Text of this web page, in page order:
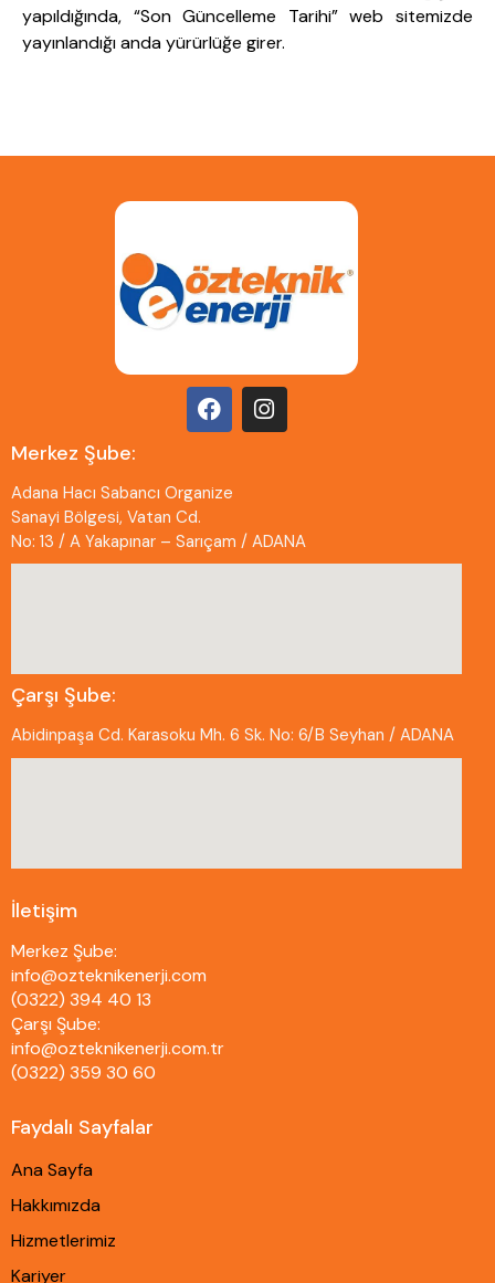
yapıldığında, “Son Güncelleme Tarihi” web sitemizde
yayınlandığı anda yürürlüğe girer.
Merkez Şube:
Adana Hacı Sabancı Organize
Sanayi Bölgesi, Vatan Cd.
No: 13 / A Yakapınar – Sarıçam / ADANA
Çarşı Şube:
Abidinpaşa Cd. Karasoku Mh. 6 Sk. No: 6/B Seyhan / ADANA
İletişim
Merkez Şube:
info@ozteknikenerji.com
(0322) 394 40 13
Çarşı Şube:
info@ozteknikenerji.com.tr
(0322) 359 30 60
Faydalı Sayfalar
Ana Sayfa
Hakkımızda
Hizmetlerimiz
Kariyer